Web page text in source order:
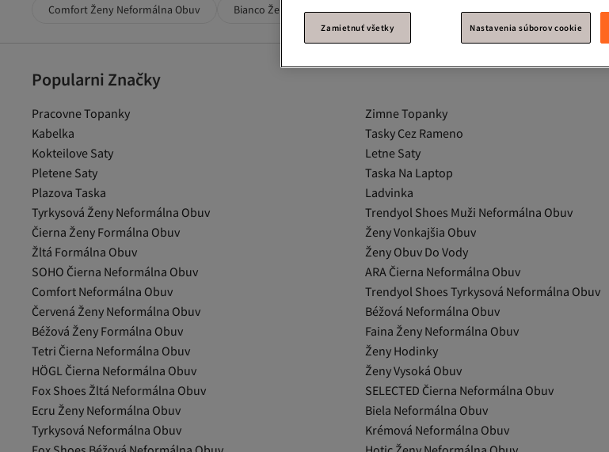
Comfort Ženy Neformálna Obuv
Bianco Ženy Neformálna Obuv Fox Shoes Neformálna Obuv
Popularni Značky
Pracovne Topanky Zimne Topanky
Kabelka
Tasky Cez Rameno
Kokteilove Saty
Letne Saty
Pletene Saty
Taska Na Laptop
Plazova Taska
Ladvinka
Tyrkysová Ženy Neformálna Obuv
Trendyol Shoes Muži Neformálna Obuv
Čierna Ženy Formálna Obuv
Ženy Vonkajšia Obuv
Žltá Formálna Obuv
Ženy Obuv Do Vody
SOHO Čierna Neformálna Obuv
ARA Čierna Neformálna Obuv
Comfort Neformálna Obuv
Trendyol Shoes Tyrkysová Neformálna Obuv
Červená Ženy Neformálna Obuv
Béžová Neformálna Obuv
Béžová Ženy Formálna Obuv
Faina Ženy Neformálna Obuv
Tetri Čierna Neformálna Obuv
Ženy Hodinky
HÖGL Čierna Neformálna Obuv
Ženy Vysoká Obuv
Fox Shoes Žltá Neformálna Obuv
SELECTED Čierna Neformálna Obuv
Ecru Ženy Neformálna Obuv
Biela Neformálna Obuv
Tyrkysová Neformálna Obuv
Krémová Neformálna Obuv
Zamietnuť všetky Nastavenia súborov cookie